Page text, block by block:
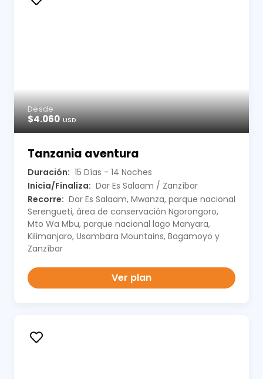
Desde
$4.060USD
Tanzania aventura
Duración: 15 Días - 14 Noches
Inicia/Finaliza: Dar Es Salaam / Zanzíbar
Recorre: Dar Es Salaam, Mwanza, parque nacional
Serengueti, área de conservación Ngorongoro,
Mto Wa Mbu, parque nacional lago Manyara,
Kilimanjaro, Usambara Mountains, Bagamoyo y
Zanzíbar
Ver plan